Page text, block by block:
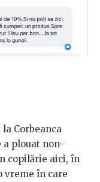
Corbeanca
a plouat non-
copilărie aici, în
vreme în care